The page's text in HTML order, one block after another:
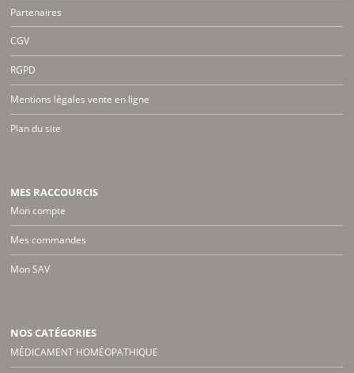
Partenaires
CGV
RGPD
Mentions légales vente en ligne
Plan du site
MES RACCOURCIS
Mon compte
Mes commandes
Mon SAV
NOS CATÉGORIES
MÉDICAMENT HOMÉOPATHIQUE